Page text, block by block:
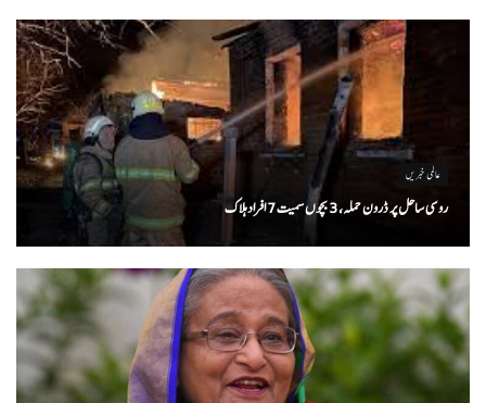
عالمی خبریں
روسی ساحل پر ڈرون حملہ، 3 بچوں سمیت 7 افراد ہلاک